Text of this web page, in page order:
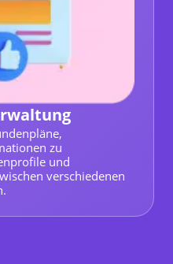
zu
und
verschiedenen